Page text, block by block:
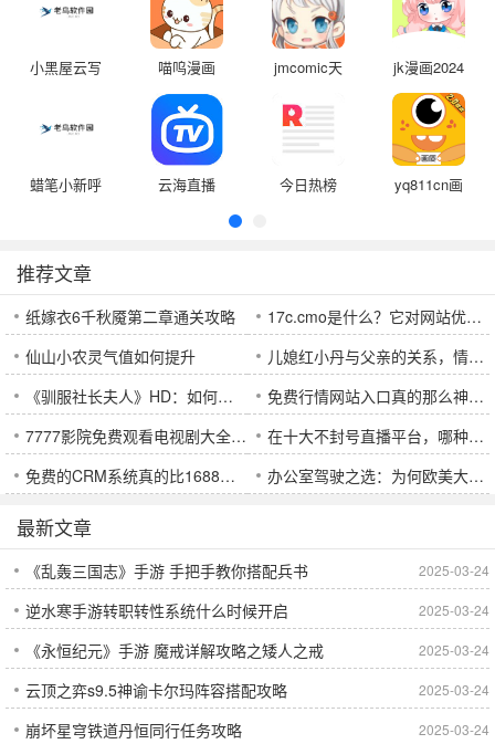
小黑屋云写
喵呜漫画
jmcomic天
jk漫画2024
蜡笔小新呼
新版
云海直播 今日热榜
yq811cn画
推荐文章
纸嫁衣6千秋魇第二章通关攻略
17c.cmo是什么？它对网站优化有什么影响？
仙山小农灵气值如何提升
儿媳红小丹与父亲的关系，情感纽带如何构建与维系？
《驯服社长夫人》HD：如何征服他，成为他的唯一？
免费行情网站入口真的那么神？来看今日的最新报价行情!
7777影院免费观看电视剧大全，为什么它成为剧迷最爱平台？
在十大不封号直播平台，哪种汉字魅力能够引领你的浏览欲望？
免费的CRM系统真的比1688更有吸引力吗？一试究竟再判断
办公室驾驶之选：为何欧美大尺寸SUV在中国备受青睐？
最新文章
《乱轰三国志》手游 手把手教你搭配兵书 2025-03-24
逆水寒手游转职转性系统什么时候开启 2025-03-24
《永恒纪元》手游 魔戒详解攻略之矮人之戒 2025-03-24
云顶之弈s9.5神谕卡尔玛阵容搭配攻略 2025-03-24
崩坏星穹铁道丹恒同行任务攻略 2025-03-24